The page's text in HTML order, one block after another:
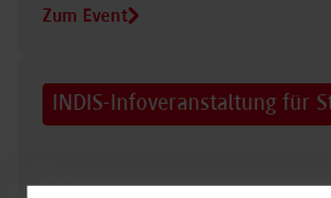
Zum Event
INDIS-Infoveranstaltung für